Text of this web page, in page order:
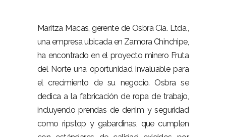
Maritza Macas, gerente de Osbra Cia. Ltda.,
una empresa ubicada en Zamora Chinchipe,
ha encontrado en el proyecto minero Fruta
del Norte una oportunidad invaluable para
el crecimiento de su negocio. Osbra se
dedica a la fabricación de ropa de trabajo,
incluyendo prendas de denim y seguridad
como ripstop y gabardinas, que cumplen